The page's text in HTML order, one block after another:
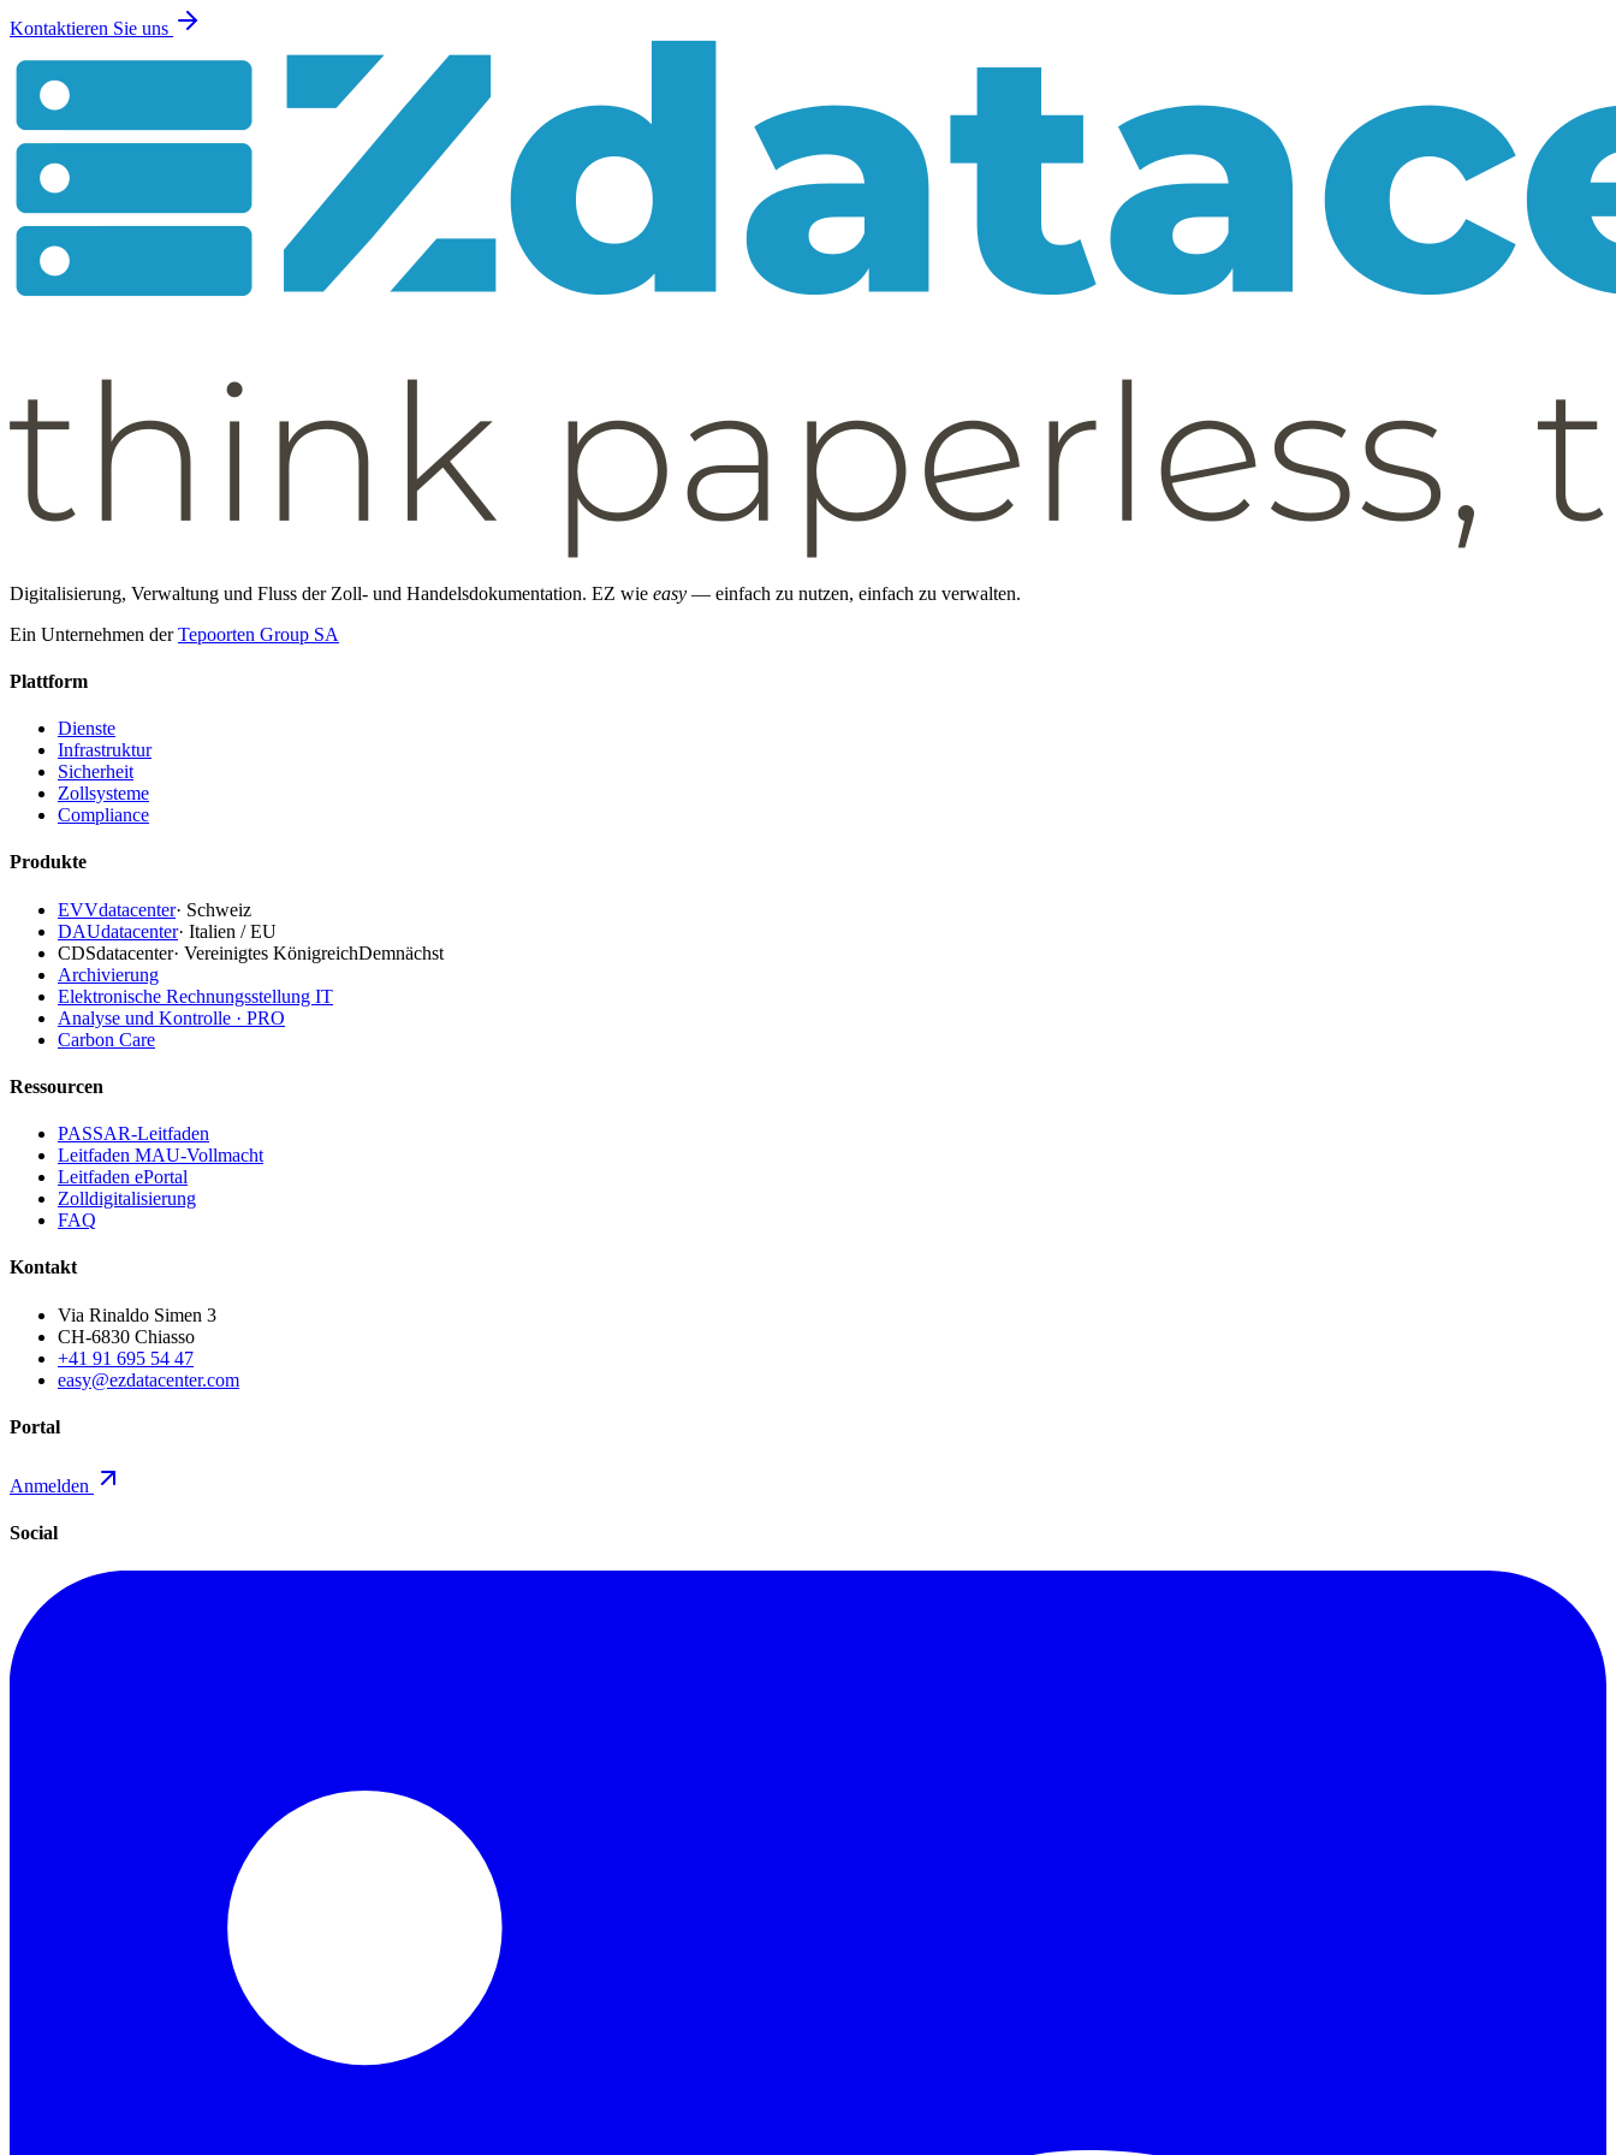
Kontaktieren Sie uns
Digitalisierung, Verwaltung und Fluss der Zoll- und Handelsdokumentation. EZ wie easy — einfach zu nutzen, einfach zu verwalten.
Ein Unternehmen der Tepoorten Group SA
Plattform
Dienste
Infrastruktur
Sicherheit
Zollsysteme
Compliance
Produkte
EVVdatacenter· Schweiz
DAUdatacenter· Italien / EU
CDSdatacenter· Vereinigtes KönigreichDemnächst
Archivierung
Elektronische Rechnungsstellung IT
Analyse und Kontrolle · PRO
Carbon Care
Ressourcen
PASSAR-Leitfaden
Leitfaden MAU-Vollmacht
Leitfaden ePortal
Zolldigitalisierung
FAQ
Kontakt
Via Rinaldo Simen 3
CH-6830 Chiasso
+41 91 695 54 47
easy@ezdatacenter.com
Portal
Anmelden
Social